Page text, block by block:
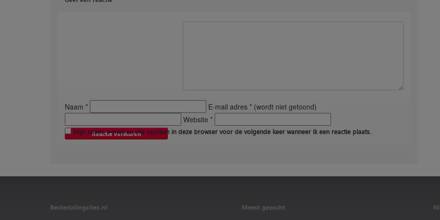
Naam *
E-mail adres * (wordt niet getoond)
Website *
Mijn naam, e-mail en site opslaan in deze browser voor de volgende keer wanneer ik een reactie plaats.
Bestedatingsites.nl Meest gezocht